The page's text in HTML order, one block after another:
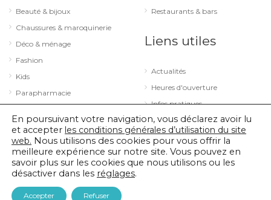
Beauté & bijoux
Chaussures & maroquinerie
Déco & ménage
Fashion
Kids
Parapharmacie
Sport & loisirs
Technologie & optique
Restaurants & bars
Liens utiles
Actualités
Heures d'ouverture
Infos pratiques
© 2026 City Concorde |Mentions légales
En poursuivant votre navigation, vous déclarez avoir lu
et accepter les conditions générales d’utilisation du site
web. Nous utilisons des cookies pour vous offrir la
meilleure expérience sur notre site. Vous pouvez en
savoir plus sur les cookies que nous utilisons ou les
désactiver dans les réglages.
Accepter Refuser